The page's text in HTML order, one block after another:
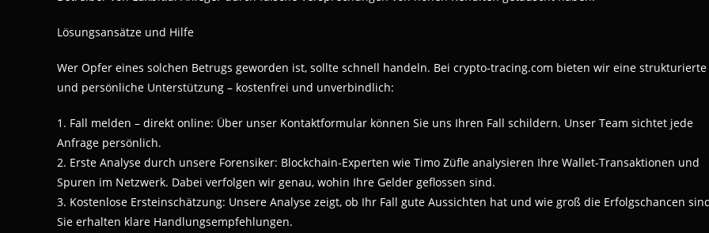
Lösungsansätze und Hilfe
Wer Opfer eines solchen Betrugs geworden ist, sollte schnell handeln. Bei crypto-tracing.com bieten wir eine strukturierte
und persönliche Unterstützung – kostenfrei und unverbindlich:
1. Fall melden – direkt online: Über unser Kontaktformular können Sie uns Ihren Fall schildern. Unser Team sichtet jede
Anfrage persönlich.
2. Erste Analyse durch unsere Forensiker: Blockchain-Experten wie Timo Züfle analysieren Ihre Wallet-Transaktionen und
Spuren im Netzwerk. Dabei verfolgen wir genau, wohin Ihre Gelder geflossen sind.
3. Kostenlose Ersteinschätzung: Unsere Analyse zeigt, ob Ihr Fall gute Aussichten hat und wie groß die Erfolgschancen
Sie erhalten klare Handlungsempfehlungen.